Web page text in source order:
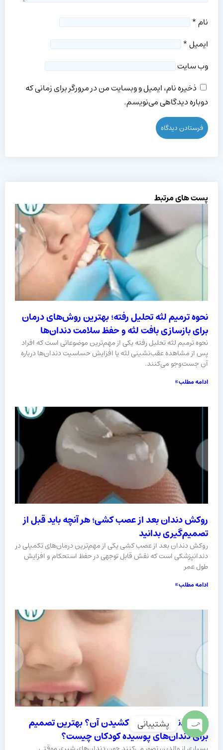
نام*
ایمیل*
وب‌ سایت
ذخیره نام، ایمیل و وبسایت من در مرورگر برای زمانی که
دوباره دیدگاهی می‌نویسم.
پست های مرتبط
نحوه ترمیم لثه تحلیل رفته؛ بهترین روش‌های درمان
برای بازسازی بافت لثه و حفظ سلامت دندان‌ها
نحوه ترمیم لثه تحلیل رفته یکی از مهم‌ترین موضوعاتی است که افراد
پس از مشاهده عقب‌نشینی لثه یا افزایش حساسیت دندان‌ها درباره
آن جست‌وجو می‌کنند.
ادامه مطلب »
روکش دندان بعد از عصب کشی؛ هر آنچه باید قبل از
تصمیم‌گیری بدانید
روکش دندان بعد از عصب کشی یکی از مهم‌ترین درمان‌های تکمیلی در
دندانپزشکی است که نقش قابل توجهی در حفظ استحکام و افزایش
طول عمر
ادامه مطلب »
ترمیم دندان شیری یا کشیدن آن؟ بهترین تصمیم
برای دندان‌های پوسیده کودکان چیست؟
پشتیبانی
Open